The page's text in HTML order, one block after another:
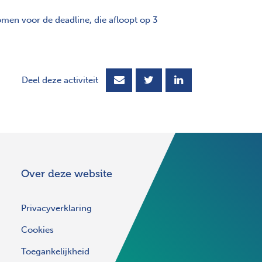
voor de deadline, die afloopt op 3
Deel deze activiteit
Over deze website
Privacyverklaring
Cookies
Toegankelijkheid